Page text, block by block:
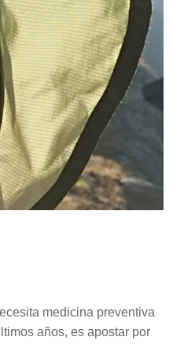
medicina preventiva
años, es apostar por